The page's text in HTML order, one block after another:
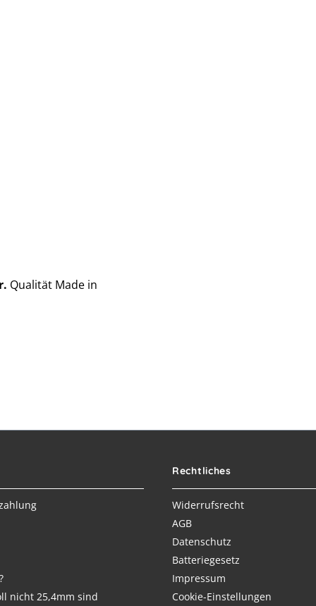
Qualität Made in
nicht 25,4mm sind
Rechtliches
Widerrufsrecht
AGB
Datenschutz
Batteriegesetz
Impressum
Cookie-Einstellungen